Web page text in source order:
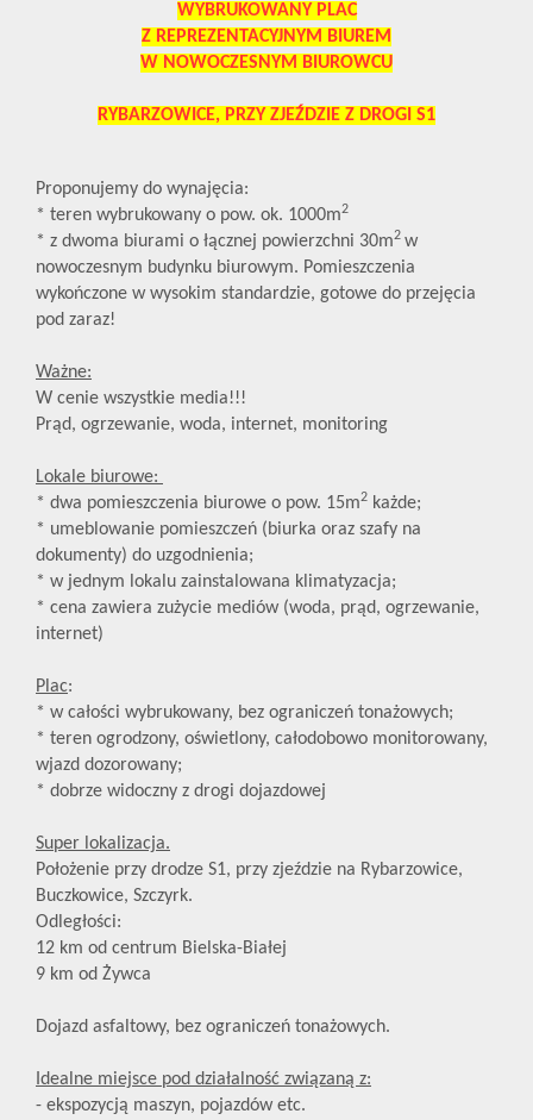
WYBRUKOWANY PLAC
Z REPREZENTACYJNYM BIUREM
W NOWOCZESNYM BIUROWCU
RYBARZOWICE, PRZY ZJEŹDZIE Z DROGI S1
Proponujemy do wynajęcia:
* teren wybrukowany o pow. ok. 1000m2
* z dwoma biurami o łącznej powierzchni 30m2 w
nowoczesnym budynku biurowym. Pomieszczenia
wykończone w wysokim standardzie, gotowe do przejęcia
pod zaraz!
Ważne:
W cenie wszystkie media!!!
Prąd, ogrzewanie, woda, internet, monitoring
Lokale biurowe:
* dwa pomieszczenia biurowe o pow. 15m2 każde;
* umeblowanie pomieszczeń (biurka oraz szafy na
dokumenty) do uzgodnienia;
* w jednym lokalu zainstalowana klimatyzacja;
* cena zawiera zużycie mediów (woda, prąd, ogrzewanie,
internet)
Plac:
* w całości wybrukowany, bez ograniczeń tonażowych;
* teren ogrodzony, oświetlony, całodobowo monitorowany,
wjazd dozorowany;
* dobrze widoczny z drogi dojazdowej
Super lokalizacja.
Położenie przy drodze S1, przy zjeździe na Rybarzowice,
Buczkowice, Szczyrk.
Odległości:
12 km od centrum Bielska-Białej
9 km od Żywca
Dojazd asfaltowy, bez ograniczeń tonażowych.
Idealne miejsce pod działalność związaną z:
- ekspozycją maszyn, pojazdów etc.